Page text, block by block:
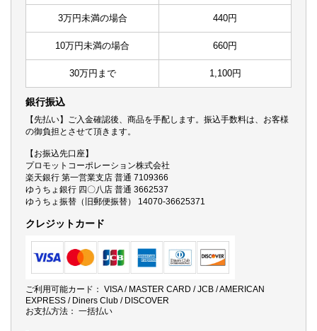
3万円未満の場合 440円
10万円未満の場合 660円
30万円まで 1,100円
銀行振込
【先払い】ご入金確認後、商品を手配します。振込手数料は、お客様
の御負担とさせて頂きます。
【お振込先口座】
プロモットコーポレーション株式会社
楽天銀行 第一営業支店 普通 7109366
ゆうちょ銀行 四〇八店 普通 3662537
ゆうちょ振替（旧郵便振替） 14070-36625371
クレジットカード
ご利用可能カード： VISA / MASTER CARD / JCB / AMERICAN
EXPRESS / Diners Club / DISCOVER
お支払方法： 一括払い